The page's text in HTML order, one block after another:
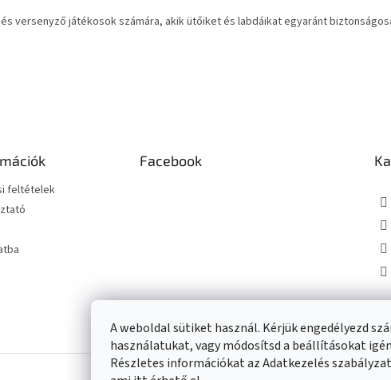
A weboldal sütiket használ. Kérjük engedélyezd
használatukat, vagy módosítsd a beállításokat
Részletes információkat az Adatkezelés
versenyző játékosok számára, akik ütőiket és labdáikat egyaránt
feltételek
Facebook